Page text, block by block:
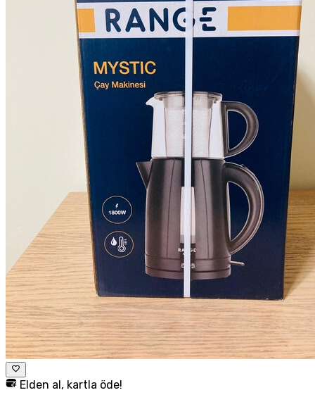
Elden al, kartla öde!